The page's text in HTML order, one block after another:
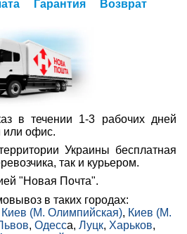
Гарантия Возврат
в течении 1-3 рабочих дней
или офис.
Украины бесплатная
так и курьером.
"Новая Почта".
в таких городах:
Киев (М. Олимпийская), Киев (М.
, Одесса, Луцк, Харьков,